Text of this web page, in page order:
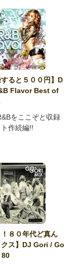
すると５００円】D
Flavor Best of
をここぞと収録
作続編!!
！８０年代ど真ん
ス】DJ Gori / Go